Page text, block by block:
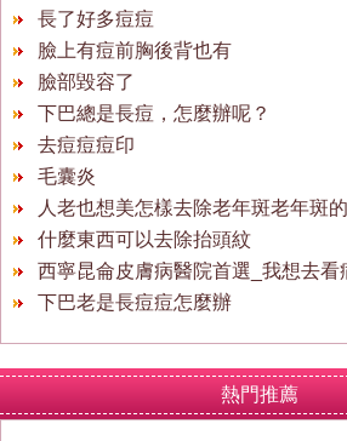
長了好多痘痘
臉上有痘前胸後背也有
臉部毀容了
下巴總是長痘，怎麼辦呢？
去痘痘痘印
毛囊炎
人老也想美怎樣去除老年斑老年斑
什麼東西可以去除抬頭紋
西寧昆侖皮膚病醫院首選_我想去看
下巴老是長痘痘怎麼辦
熱門推薦